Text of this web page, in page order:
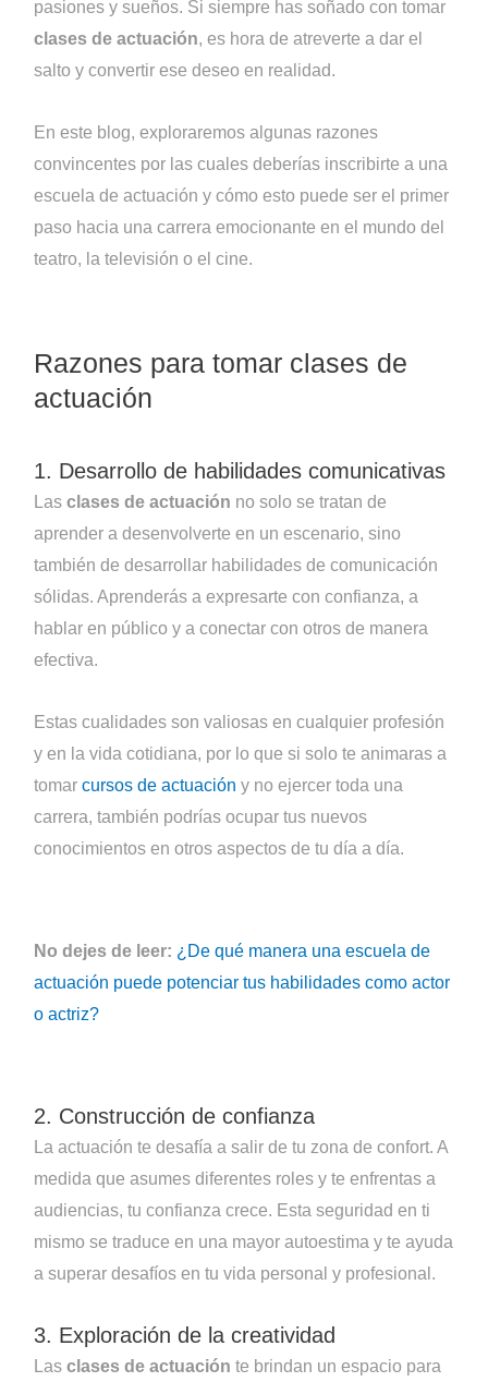
pasiones y sueños. Si siempre has soñado con tomar
clases de actuación, es hora de atreverte a dar el
salto y convertir ese deseo en realidad.
En este blog, exploraremos algunas razones
convincentes por las cuales deberías inscribirte a una
escuela de actuación y cómo esto puede ser el primer
paso hacia una carrera emocionante en el mundo del
teatro, la televisión o el cine.
Razones para tomar clases de
actuación
1. Desarrollo de habilidades comunicativas
Lasclases de actuación no solo se tratan de
aprender a desenvolverte en un escenario, sino
también de desarrollar habilidades de comunicación
sólidas. Aprenderás a expresarte con confianza, a
hablar en público y a conectar con otros de manera
efectiva.
Estas cualidades son valiosas en cualquier profesión
y en la vida cotidiana, por lo que si solo te animaras a
tomarcursos de actuación y no ejercer toda una
carrera, también podrías ocupar tus nuevos
conocimientos en otros aspectos de tu día a día.
No dejes de leer: ¿De qué manera una escuela de
actuación puede potenciar tus habilidades como actor
o actriz?
2. Construcción de confianza
La actuación te desafía a salir de tu zona de confort. A
medida que asumes diferentes roles y te enfrentas a
audiencias, tu confianza crece. Esta seguridad en ti
mismo se traduce en una mayor autoestima y te ayuda
a superar desafíos en tu vida personal y profesional.
3. Exploración de la creatividad
Lasclases de actuación te brindan un espacio para